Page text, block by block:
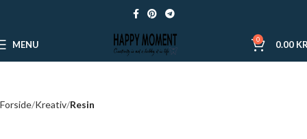
MENU 0 0.00
Forside Kreativ Resin